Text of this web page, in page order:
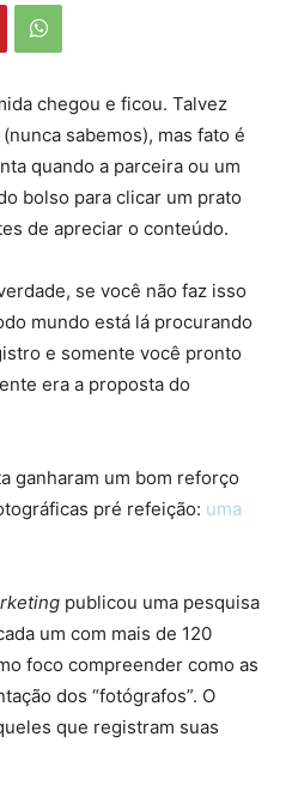
chegou e ficou. Talvez
sabemos), mas fato é
quando a parceira ou um
bolso para clicar um prato
de apreciar o conteúdo.
se você não faz isso
mundo está lá procurando
e somente você pronto
era a proposta do
ganharam um bom reforço
pré refeição: uma
publicou uma pesquisa
um com mais de 120
foco compreender como as
dos “fotógrafos”. O
que registram suas